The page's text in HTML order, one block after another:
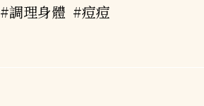
#調理身體 #痘痘